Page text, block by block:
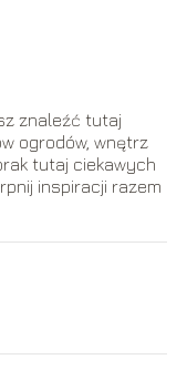
znaleźć tutaj
ogrodów, wnętrz
tutaj ciekawych
inspiracji razem